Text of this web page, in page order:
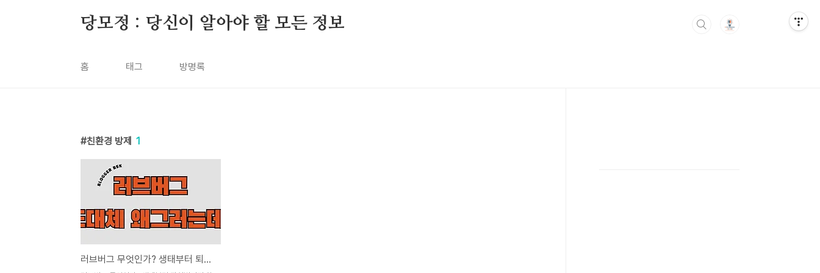
당모정 : 당신이 알아야 할 모든 정보
홈 태그 방명록
친환경 방제 1
러브버그 무엇인가? 생태부터 퇴치법까지 완벽 정리